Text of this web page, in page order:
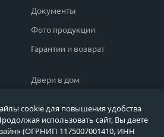
Документы
Фото продукции
Гарантии и возврат
Двери в дом
Двери в квартиру
cookie для повышения удобства
использовать сайт, Вы даете
(ОГРНИП 1175007001410, ИНН